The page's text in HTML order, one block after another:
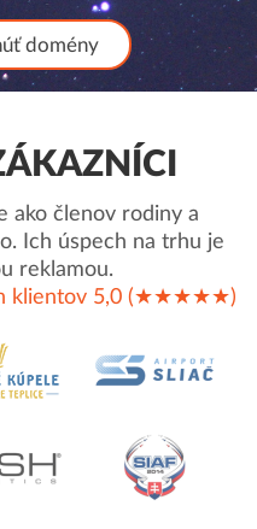
domény
ako členov rodiny a
Ich úspech na trhu je
reklamou.
klientov 5,0 (★★★★★)